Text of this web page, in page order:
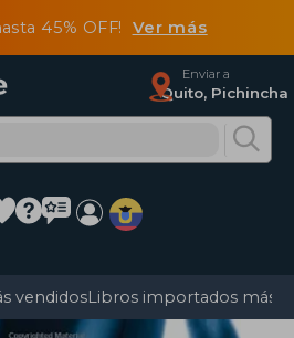
45% OFF! Ver más
Enviar a
Quito, Pichincha
vendidosLibros importados más